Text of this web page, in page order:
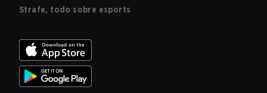
Strafe, todo sobre esports